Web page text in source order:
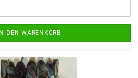
IN DEN WARENKORB